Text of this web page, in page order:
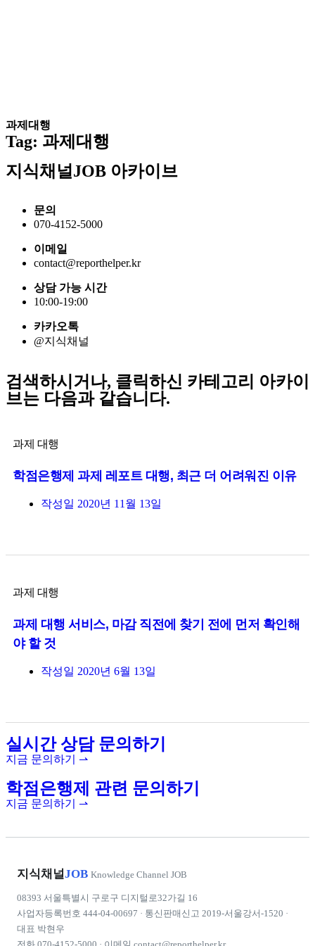
과제대행
Tag: 과제대행
지식채널JOB 아카이브
문의
070-4152-5000
이메일
contact@reporthelper.kr
상담 가능 시간
10:00-19:00
카카오톡
@지식채널
검색하시거나, 클릭하신 카테고리 아카이
브는 다음과 같습니다.
과제 대행
학점은행제 과제 레포트 대행, 최근 더 어려워진 이유
작성일 2020년 11월 13일
과제 대행
과제 대행 서비스, 마감 직전에 찾기 전에 먼저 확인해
야 할 것
작성일 2020년 6월 13일
실시간 상담 문의하기
지금 문의하기 ⇀
학점은행제 관련 문의하기
지금 문의하기 ⇀
지식채널JOB Knowledge Channel JOB
08393 서울특별시 구로구 디지털로32가길 16
사업자등록번호 444-04-00697 · 통신판매신고 2019-서울강서-1520 ·
대표 박현우